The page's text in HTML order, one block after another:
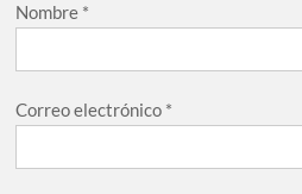
Nombre *
Correo electrónico *